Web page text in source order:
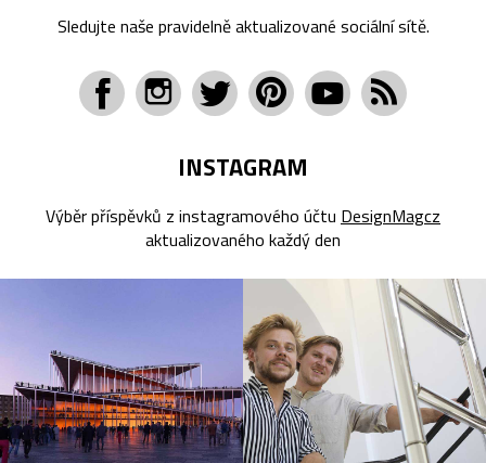
Sledujte naše pravidelně aktualizované sociální sítě.
INSTAGRAM
Výběr příspěvků z instagramového účtu DesignMagcz
aktualizovaného každý den